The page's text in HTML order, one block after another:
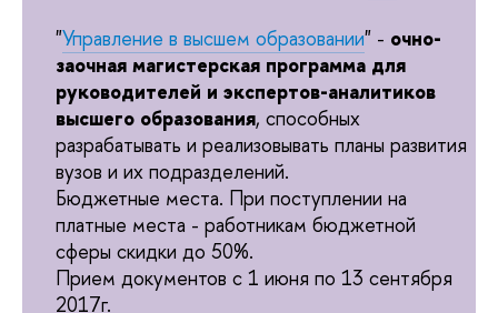
"Управление в высшем образовании" - очно-
заочная магистерская программа для
руководителей и экспертов-аналитиков
высшего образования, способных
разрабатывать и реализовывать планы развития
вузов и их подразделений.
Бюджетные места. При поступлении на
платные места - работникам бюджетной
сферы скидки до 50%.
Прием документов с 1 июня по 13 сентября
2017г.